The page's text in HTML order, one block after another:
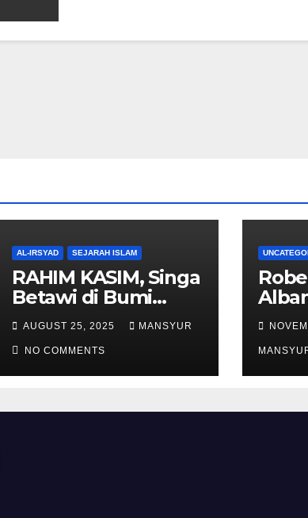
AL-IRSYAD SEJARAH ISLAM
RAHIM KASIM, Singa
Betawi di Bumi
Andalas
AUGUST 25, 2025 MANSYUR
NO COMMENTS